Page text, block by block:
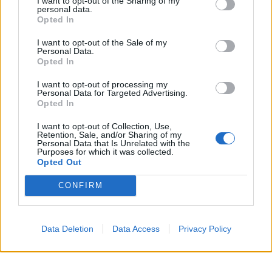
personal data.
Opted In
I want to opt-out of the Sale of my
Personal Data.
Opted In
I want to opt-out of processing my
Personal Data for Targeted Advertising.
Opted In
I want to opt-out of Collection, Use,
Retention, Sale, and/or Sharing of my
Personal Data that Is Unrelated with the
Purposes for which it was collected.
Opted Out
CONFIRM
Data Deletion Data Access Privacy Policy
2026. AUGUSZTUS 05., SZERDA
Mégis átverte a PSD és
az AUR az egymilliárd
eurót kockára tevő
dekarbonizációs
törvényt – hírmix
További híreink: egy nő a hátsó